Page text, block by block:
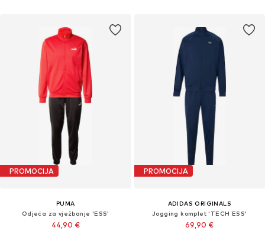
PROMOCIJA
PUMA
Odjeća za vježbanje 'ESS'
44,90 €
PROMOCIJA
ADIDAS ORIGINALS
Jogging komplet 'TECH ESS'
69,90 €